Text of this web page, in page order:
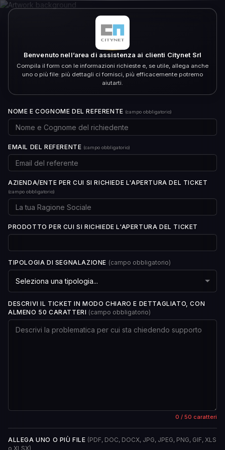
Benvenuto nell’area di assistenza ai clienti Citynet Srl
Compila il form con le informazioni richieste e, se utile, allega anche
uno o più file: più dettagli ci fornisci, più efficacemente potremo
aiutarti.
NOME E COGNOME DEL REFERENTE (campo obbligatorio)
EMAIL DEL REFERENTE (campo obbligatorio)
AZIENDA/ENTE PER CUI SI RICHIEDE L'APERTURA DEL TICKET
(campo obbligatorio)
PRODOTTO PER CUI SI RICHIEDE L'APERTURA DEL TICKET
TIPOLOGIA DI SEGNALAZIONE (campo obbligatorio)
DESCRIVI IL TICKET IN MODO CHIARO E DETTAGLIATO, CON
ALMENO 50 CARATTERI (campo obbligatorio)
0 / 50 caratteri
ALLEGA UNO O PIÙ FILE (PDF, DOC, DOCX, JPG, JPEG, PNG, GIF, XLS
o XLSX)